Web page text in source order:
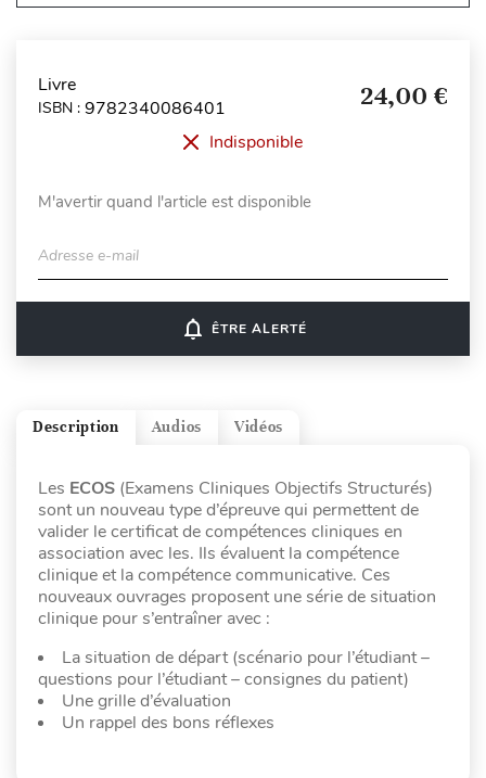
Livre
ISBN : 9782340086401 24,00 €
Indisponible
M'avertir quand l'article est disponible
Adresse e-mail
notifications_none ÊTRE ALERTÉ
Vidéos
Audios
Description
Les ECOS (Examens Cliniques Objectifs Structurés)
sont un nouveau type d’épreuve qui permettent de
valider le certificat de compétences cliniques en
association avec les. Ils évaluent la compétence
clinique et la compétence communicative. Ces
nouveaux ouvrages proposent une série de situation
clinique pour s’entraîner avec :
La situation de départ (scénario pour l’étudiant –
questions pour l’étudiant – consignes du patient)
Une grille d’évaluation
Un rappel des bons réflexes